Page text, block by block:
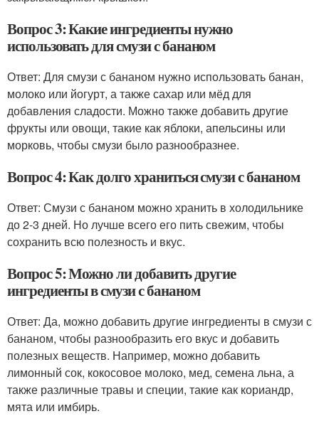
Вопрос 3: Какие ингредиенты нужно
использовать для смузи с бананом
Ответ: Для смузи с бананом нужно использовать банан,
молоко или йогурт, а также сахар или мёд для
добавления сладости. Можно также добавить другие
фрукты или овощи, такие как яблоки, апельсины или
морковь, чтобы смузи было разнообразнее.
Вопрос 4: Как долго храниться смузи с бананом
Ответ: Смузи с бананом можно хранить в холодильнике
до 2-3 дней. Но лучше всего его пить свежим, чтобы
сохранить всю полезность и вкус.
Вопрос 5: Можно ли добавить другие
ингредиенты в смузи с бананом
Ответ: Да, можно добавить другие ингредиенты в смузи с
бананом, чтобы разнообразить его вкус и добавить
полезных веществ. Например, можно добавить
лимонный сок, кокосовое молоко, мед, семена льна, а
также различные травы и специи, такие как кориандр,
мята или имбирь.